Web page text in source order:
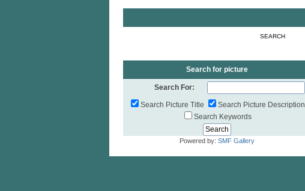
SEARCH
Search for picture
Search For:
Search Picture Title
Search Picture Description
Search Keywords
Powered by: SMF Gallery